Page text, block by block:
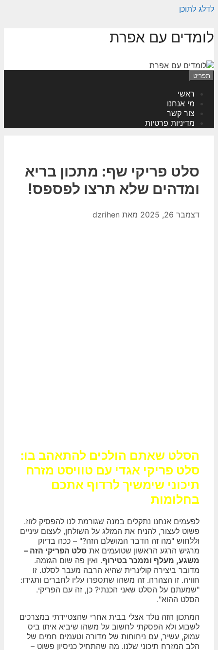
לדלג לתוכן
לומדים עם אפרת
תפריט
ראשי
מי אנחנו
צור קשר
מדיניות פרטיות
סלט פריקי שף: מתכון בריא
ומדהים שלא תרצו לפספס!
דצמבר 26, 2025 מאתdzrihen
הסלט שאתם הולכים להתאהב בו:
סלט פריקי אגדי עם טוויסט מזרח
תיכוני שימשיך לרדוף אתכם
בחלומות
לפעמים אנחנו נתקלים במנה שגורמת לנו להפסיק לזוז.
פשוט לעצור, להניח את המזלג על השולחן, לעצום עיניים
וללחוש "מה זה הדבר המושלם הזה?" – ככה בדיוק
מרגיש הרגע הראשון שטועמים אתסלט הפריקי הזה –
משגע, מעלף וממכר בטירוף. ואין פה שום הגזמה.
מדובר ביצירה קולינרית שהיא הרבה מעבר לסלט. זו
חוויה. זו הצהרה. זה משהו שתספרו עליו לחברים ותגידו:
"שמעתם על הסלט שאני הכנתי? כן, זה עם הפריקי.
הסלט ההוא".
המתכון הזה נולד אצלי בבית אחרי שהצטיידתי במצרכים
לשבוע ולא הפסקתי לחשוב על משהו שיביא איתו ביס
עמוק, עשיר, עם ניחוחות של מדורה וטעמים חמים של
הלב המזרח תיכוני שלנו. מה שהתחיל כניסיון פשוט –